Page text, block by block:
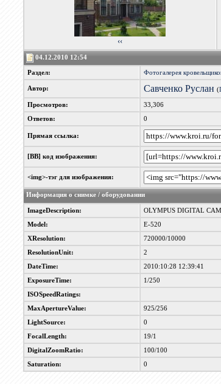
‹‹
04.12.2010 12:54
Раздел: Фотогалерея
Автор: Савченко Руслан (
Просмотров: 33,306
Ответов: 0
Прямая ссылка:
[BB] код изображения:
<img>-тэг для изображения:
Информация о снимке / оборудовании
ImageDescription: OLYMPUS DIGITAL
Model: E-520
XResolution: 720000/10000
ResolutionUnit: 2
DateTime: 2010:10:28 12:39:41
ExposureTime: 1/250
ISOSpeedRatings:
MaxApertureValue: 925/256
LightSource: 0
FocalLength: 19/1
DigitalZoomRatio: 100/100
Saturation: 0